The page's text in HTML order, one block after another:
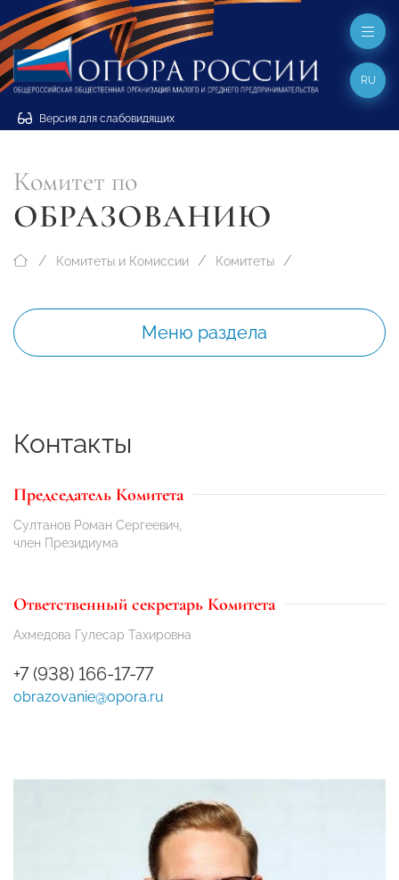
Версия для слабовидящих
RU
Комитет по
ОБРАЗОВАНИЮ
Комитеты и Комиссии Комитеты
Меню раздела
Контакты
Председатель Комитета
Султанов Роман Сергеевич,
член Президиума
Ответственный секретарь Комитета
Ахмедова Гулесар Тахировна
+7 (938) 166-17-77
obrazovanie@opora.ru